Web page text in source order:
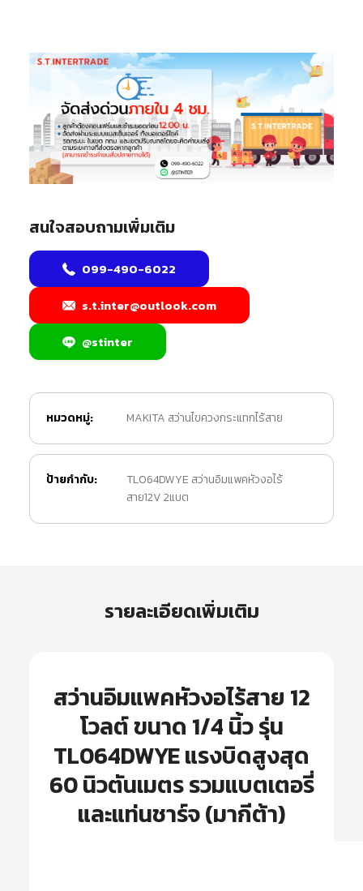
สนใจสอบถามเพิ่มเติม
099-490-6022
s.t.inter@outlook.com
@stinter
หมวดหมู่: MAKITA สว่านไขควงกระแทกไร้สาย
ป้ายกำกับ:
TL064DWYE สว่านอิมแพคหัวงอไร้
สาย12V 2แบต
รายละเอียดเพิ่มเติม
สว่านอิมแพคหัวงอไร้สาย 12
โวลต์ ขนาด 1/4 นิ้ว รุ่น
TL064DWYE แรงบิดสูงสุด
60 นิวตันเมตร รวมแบตเตอรี่
และแท่นชาร์จ (มากีต้า)